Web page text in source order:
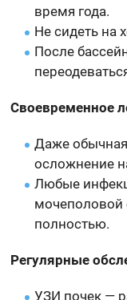
время года.
Не сидеть на
После
Своевременное
Даже
осложнение
Любые
мочеполовой
полностью.
Регулярные
УЗИ почек —